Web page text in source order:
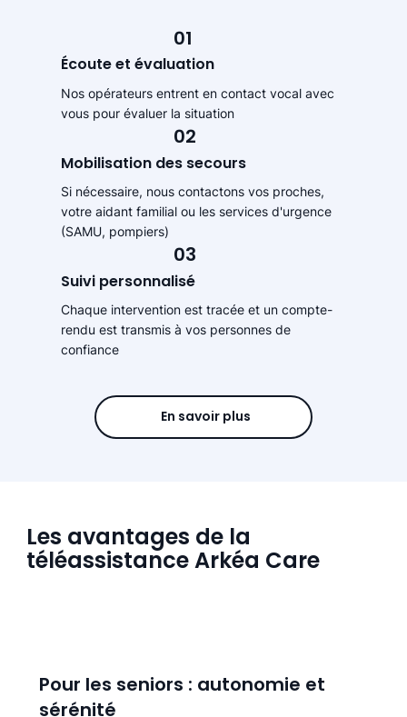
Les avantages de la
téléassistance Arkéa Care
Pour les seniors : autonomie et
sérénité
01
Écoute et évaluation
Nos opérateurs entrent en contact vocal avec
vous pour évaluer la situation
02
Mobilisation des secours
Si nécessaire, nous contactons vos proches,
votre aidant familial ou les services d'urgence
(SAMU, pompiers)
03
Suivi personnalisé
Chaque intervention est tracée et un compte-
rendu est transmis à vos personnes de
confiance
En savoir plus